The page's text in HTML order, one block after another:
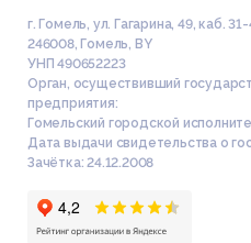
Список литературы
1 Рыковский, И.М. Аудит
М. Рыковский // Наука и
2 Кудашов, В.И. Экономика и
б. пособие для вузов / В.И.
г. Гомель, ул. Гагарина, 49, каб. 31-
246008, Гомель, BY
УНП 490652223
Орган, осуществивший
предприятия:
Гомельский городской
Дата выдачи свидетельства о
Зачётка: 24.12.2008